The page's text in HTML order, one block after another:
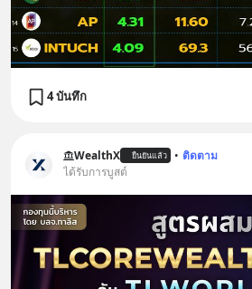
4 บันทึก
WealthX ยืนยันแล้ว • ติดตาม
ได้รับการบูสต์